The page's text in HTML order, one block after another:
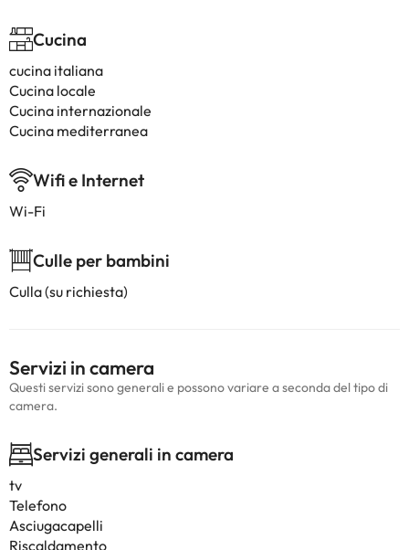
Cucina
cucina italiana
Cucina locale
Cucina internazionale
Cucina mediterranea
Wifi e Internet
Wi-Fi
Culle per bambini
Culla (su richiesta)
Servizi in camera
Questi servizi sono generali e possono variare a seconda del tipo di
camera.
Servizi generali in camera
tv
Telefono
Asciugacapelli
Riscaldamento